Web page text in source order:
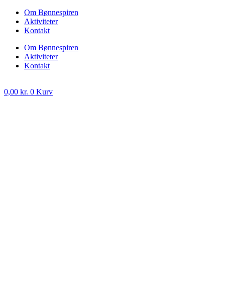
Om Bønnespiren
Aktiviteter
Kontakt
Om Bønnespiren
Aktiviteter
Kontakt
0,00 kr. 0 Kurv